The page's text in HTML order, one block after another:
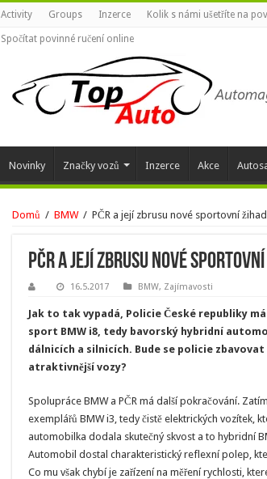
Activity Groups Inzerce Kolik s námi ušetříte na
Spočítat povinné ručení online
Novinky Značky vozů Inzerce Akce
Domů / BMW / PČR a její zbrusu nové sportovní
PČR a její zbrusu nové
16.5.2017 BMW, Zajímavosti
Jak to tak vypadá, Policie České republiky
sport BMW i8, tedy bavorský hybridní
dálnicích a silnicích. Bude se policie
atraktivnější vozy?
Spolupráce BMW a PČR má další pokračování.
exemplářů BMW i3, tedy čistě elektrických vozítek,
automobilka dodala skutečný skvost a to hybridní
Automobil dostal charakteristický reflexní polep,
Co mu však chybí je zařízení na měření rychlosti,